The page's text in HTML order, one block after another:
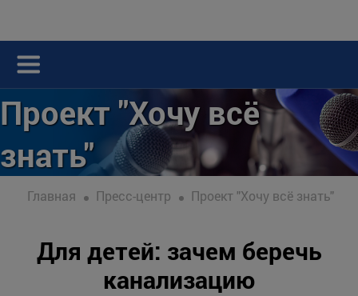
Проект "Хочу всё
знать"
Главная Пресс-центр Проект "Хочу всё знать"
Для детей: зачем беречь
канализацию